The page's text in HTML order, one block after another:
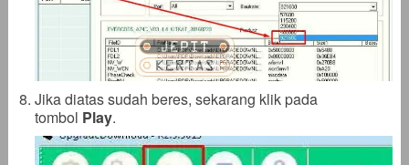
Jika diatas sudah beres, sekarang klik pada
tombol Play.